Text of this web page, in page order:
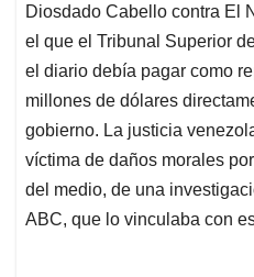
Diosdado Cabello contra El
el que el Tribunal Superior
el diario debía pagar como
millones de dólares
gobierno. La justicia
víctima de daños morales
del medio, de una
ABC, que lo vinculaba con